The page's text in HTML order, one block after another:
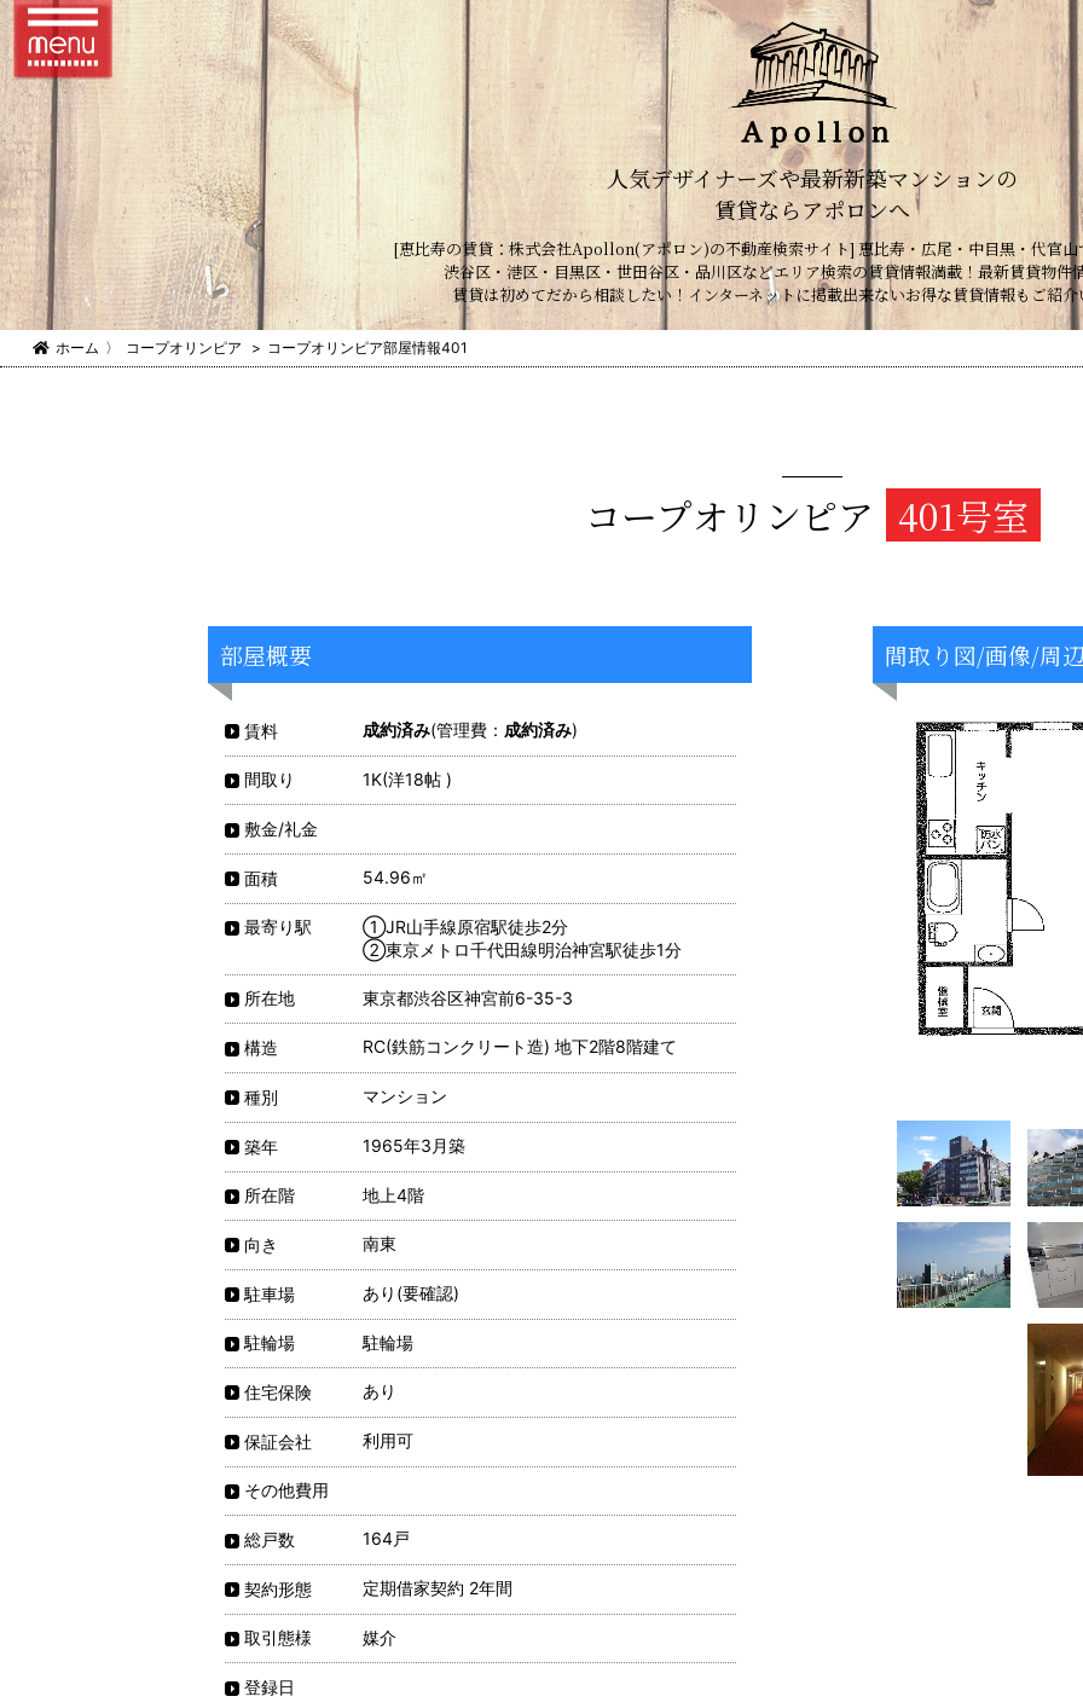
人気デザイナーズや最新新築マンションの
賃貸ならアポロンへ
[恵比寿の賃貸：株式会社Apollon(アポロン)の不動産検索サイト] 恵比寿・広尾・中目黒・代官
渋谷区・港区・目黒区・世田谷区・品川区などエリア検索の賃貸情報満載！最新賃貸物件
賃貸は初めてだから相談したい！インターネットに掲載出来ないお得な賃貸情報もご紹
ホーム 〉 コープオリンピア > コープオリンピア部屋情報401
コープオリンピア 401号室
部屋概要
賃料 成約済み(管理費： 成約済み)
間取り 1K(洋18帖 )
敷金/礼金
面積 54.96㎡
最寄り駅
①JR山手線原宿駅徒歩2分
②東京メトロ千代田線明治神宮駅徒歩1分
所在地 東京都渋谷区神宮前6-35-3
構造 RC(鉄筋コンクリート造) 地下2階8階建て
種別 マンション
築年 1965年3月築
所在階 地上4階
向き 南東
駐車場 あり(要確認)
駐輪場 駐輪場
住宅保険 あり
保証会社 利用可
その他費用
総戸数 164戸
契約形態 定期借家契約 2年間
取引態様 媒介
登録日
間取り図/画像/周